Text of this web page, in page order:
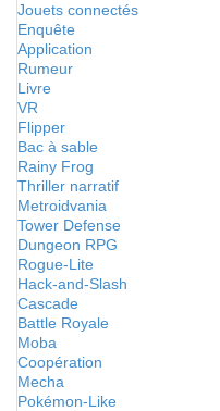
Jouets connectés
Enquête
Application
Rumeur
Livre
VR
Flipper
Bac à sable
Rainy Frog
Thriller narratif
Metroidvania
Tower Defense
Dungeon RPG
Rogue-Lite
Hack-and-Slash
Cascade
Battle Royale
Moba
Coopération
Mecha
Pokémon-Like